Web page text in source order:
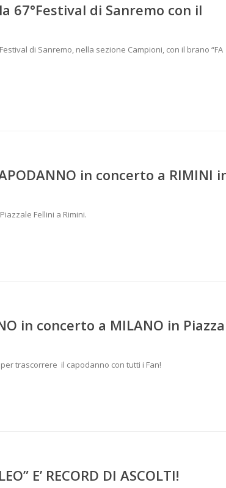
67°Festival di Sanremo con il
di Sanremo, nella sezione Campioni, con il brano “FA
in concerto a RIMINI
Fellini a Rimini.
in concerto a MILANO in Piazza
trascorrere il capodanno con tutti i Fan!
E’ RECORD DI ASCOLTI!